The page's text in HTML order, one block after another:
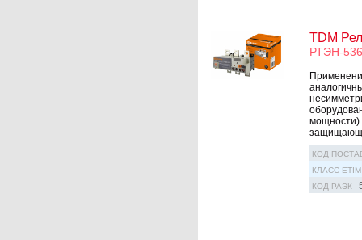
TDM
РТЭН-
КОД
КЛАСС ETIM
КОД РАЭК